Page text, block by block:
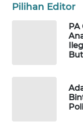
Pilihan Editor
WAHANA
PERSONA